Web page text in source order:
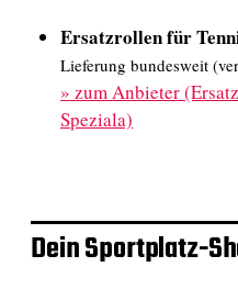
Ersatzrollen für
Lieferung bundesweit
»zum Anbieter
Speziala)
Dein Sportplatz-